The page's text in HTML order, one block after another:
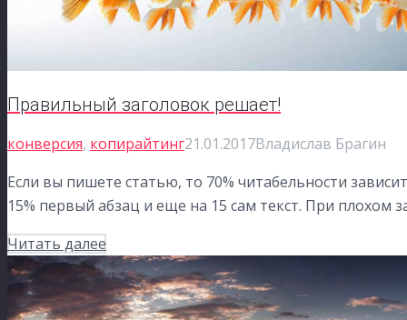
Правильный заголовок решает!
конверсия, копирайтинг21.01.2017Владислав Брагин
Если вы пишете статью, то 70% читабельности
15% первый абзац и еще на 15 сам текст. При плохом
Читать далее